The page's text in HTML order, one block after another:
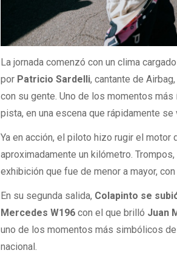
La jornada comenzó con un clima
por Patricio Sardelli, cantante de Airbag,
con su gente. Uno de los momentos
pista, en una escena que rápidamente se
Ya en acción, el piloto hizo rugir el motor
aproximadamente un kilómetro.
exhibición que fue de menor a mayor,
En su segunda salida, Colapinto se
Mercedes W196 con el que brilló Juan
uno de los momentos más simbólicos
nacional.